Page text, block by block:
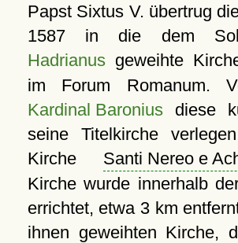
Papst Sixtus V. übertrug
1587 in die dem
Hadrianusgeweihte
im Forum Romanum.
Kardinal Baroniusdiese
seine Titelkirche
Kirche Santi Nereo e
Kirche wurde innerhalb
errichtet, etwa 3 km
ihnen geweihten Kirche,